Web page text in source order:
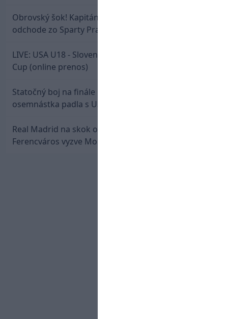
Obrovský šok! Kapitán Lukáš Haraslín je údajne na
odchode zo Sparty Praha
LIVE: USA U18 - Slovensko U18 / Hlinka-Gretzky
Cup (online prenos)
Statočný boj na finále nestačil: Slovenská
osemnástka padla s USA a zabojuje o bronz
Real Madrid na skok od Slovenska: Borbélyho
Ferencváros vyzve Mourinhove hviezdy